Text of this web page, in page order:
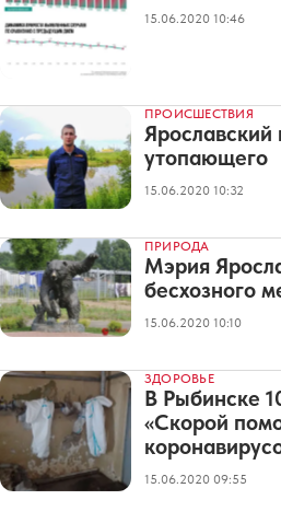
15.06.2020 10:46
ПРОИСШЕСТВИЯ
утопающего
15.06.2020 10:32
ПРИРОДА
Мэрия
бесхозного
15.06.2020 10:10
ЗДОРОВЬЕ
В Рыбинске
«Скорой
15.06.2020 09:55